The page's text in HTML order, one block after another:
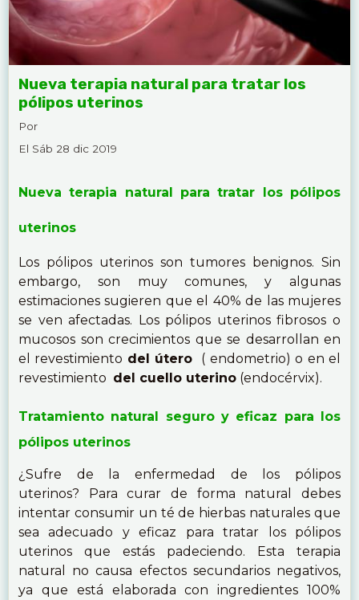
Nueva terapia natural para tratar los
pólipos uterinos
Por
El Sáb 28 dic 2019
Nueva terapia natural para tratar los pólipos
uterinos
Los pólipos uterinos son tumores benignos. Sin
embargo, son muy comunes, y algunas
estimaciones sugieren que el 40% de las mujeres
se ven afectadas. Los pólipos uterinos fibrosos o
mucosos son crecimientos que se desarrollan en
el revestimiento del útero ( endometrio) o en el
revestimiento del cuello uterino (endocérvix).
Tratamiento natural seguro y eficaz para los
pólipos uterinos
¿Sufre de la enfermedad de los pólipos
uterinos? Para curar de forma natural debes
intentar consumir un té de hierbas naturales que
sea adecuado y eficaz para tratar los pólipos
uterinos que estás padeciendo. Esta terapia
natural no causa efectos secundarios negativos,
ya que está elaborada con ingredientes 100%